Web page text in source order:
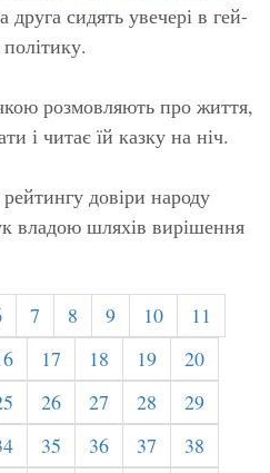
сидять увечері в гей-
розмовляють про життя,
і читає їй казку на ніч.
довіри народу
владою шляхів вирішення
7 8 9 10
11
17 18 19
20
26 27 28
29
35 36 37 38